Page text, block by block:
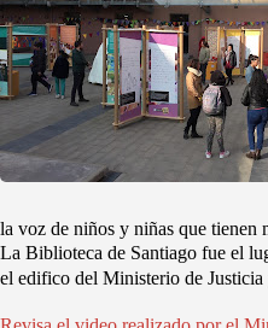
la voz de niños y niñas que tienen
La Biblioteca de Santiago fue el
el edifico del Ministerio de